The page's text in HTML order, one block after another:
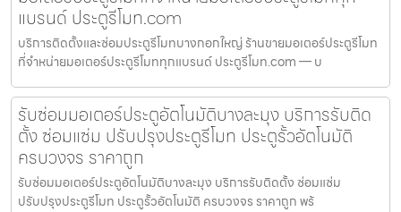
แบรนด์ ประตูรีโมท.com
บริการติดตั้งและซ่อมประตูรีโมทบางกอกใหญ่ ร้านขายมอเตอร์ประตูรีโมท
ที่จำหน่ายมอเตอร์ประตูรีโมททุกแบรนด์ ประตูรีโมท.com — บ
รับซ่อมมอเตอร์ประตูอัตโนมัติบางละมุง บริการรับติด
ตั้ง ซ่อมแซ่ม ปรับปรุงประตูรีโมท ประตูรั้วอัตโนมัติ
ครบวงจร ราคาถูก
รับซ่อมมอเตอร์ประตูอัตโนมัติบางละมุง บริการรับติดตั้ง ซ่อมแซ่ม
ปรับปรุงประตูรีโมท ประตูรั้วอัตโนมัติ ครบวงจร ราคาถูก พร้